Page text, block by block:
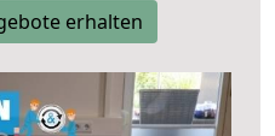
erhalten